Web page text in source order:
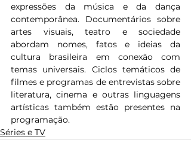
expressões da música e da dança
contemporânea. Documentários sobre
artes visuais, teatro e sociedade
abordam nomes, fatos e ideias da
cultura brasileira em conexão com
temas universais. Ciclos temáticos de
filmes e programas de entrevistas sobre
literatura, cinema e outras linguagens
artísticas também estão presentes na
programação.
Séries e TV